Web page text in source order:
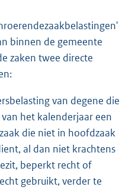
binnen de gemeente
zaken twee directe
van degene die
het kalenderjaar een
die niet in hoofdzaak
al dan niet krachtens
beperkt recht of
gebruikt, verder te